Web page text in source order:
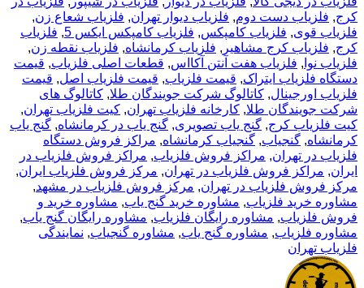
کرج, فلزیاب دست دوم, فلزیاب دیوار تهران, فلزیاب شعاع زن,
فلزیاب قوی, فلزیاب کامپکس, فلزیاب کامپکس ایکس 5 , فلزیاب
کرج, فلزیاب کرج مشاهیر , فلزیاب کرمانشاه, فلزیاب نقطه زن,
فلزیاب نوا , فلزیاب هفت آنتن آکااس, قطعات اصلی فلزیاب, قیمت
دستگاه فلزیاب ایتراک, قیمت فلزیاب, قیمت فلزیاب اصل, قیمت
فلزیاب اورجینال, کاتالوگ شرکت جویندگان طلا, کاتالوگ های
شرکت جویندگان طلا, کارخانه فلزیاب تهران, کیت فلزیاب تهران,
کیت فلزیاب کرج, گنج یاب تصویری, گنج یاب در کرمانشاه, گنج یاب
کرمانشاه, گنجیاب, گنجیاب کرمانشاه, مراکز فروش دستگاه
فلزیاب در تهران, مراکز فروش فلزیاب, مراکز فروش فلزیاب در
ایران, مراکز فروش فلزیاب در تهران, مرکز فروش فلزیاب ایران,
مرکز فروش فلزیاب در تهران, مرکز فروش فلزیاب در مشهد,
مشاوره خرید فلزیاب, مشاوره خرید گنج یاب, مشاوره خرید و
فروش فلزیاب, مشاوره رایگان فلزیاب, مشاوره رایگان گنج یاب,
مشاوره فلزیاب, مشاوره گنج یاب, مشاوره گنجیاب, نمایندگی
فلزیاب تهران